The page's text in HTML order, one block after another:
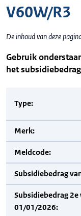
V60W/R3
De inhoud van deze
Gebruik
het subsidiebedrag
Type:
Merk:
Meldcode:
Subsidiebedrag
Subsidiebedrag
01/01/2026: